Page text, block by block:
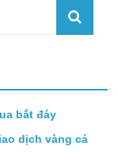
bắt đáy
dịch vàng cá